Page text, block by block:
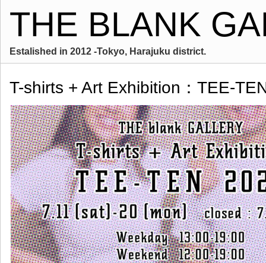
THE BLANK
Estalished in 2012 -Tokyo, Harajuku district.
T-shirts + Art Exhibition：TEE-